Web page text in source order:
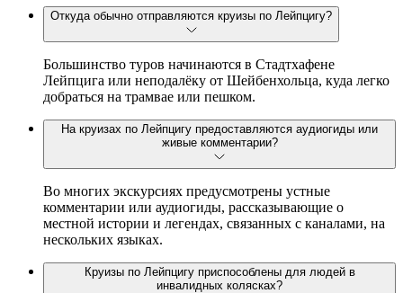
Откуда обычно отправляются круизы по Лейпцигу?
Большинство туров начинаются в Стадтхафене
Лейпцига или неподалёку от Шейбенхольца, куда легко
добраться на трамвае или пешком.
На круизах по Лейпцигу предоставляются аудиогиды или
живые комментарии?
Во многих экскурсиях предусмотрены устные
комментарии или аудиогиды, рассказывающие о
местной истории и легендах, связанных с каналами, на
нескольких языках.
Круизы по Лейпцигу приспособлены для людей в
инвалидных колясках?